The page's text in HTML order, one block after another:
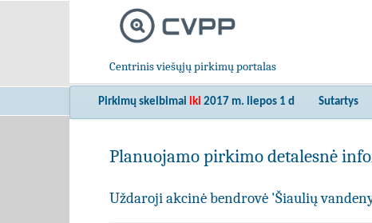
Centrinis viešųjų pirkimų portalas
Pirkimų skelbimai iki 2017 m. liepos 1 d Sutartys
Planuojamo pirkimo detalesnė
Uždaroji akcinė bendrovė 'Šiaulių